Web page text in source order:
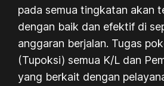
pada semua tingkatan akan
dengan baik dan efektif di
anggaran berjalan. Tugas
(Tupoksi) semua K/L dan
yang berkait dengan